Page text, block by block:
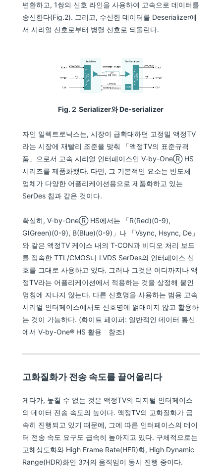
변환하고, 1쌍의 신호 라인을 사용하여 고속으로 데이터를
송신한다(Fig.2). 그리고, 수신한 데이터를 Deserializer에
서 시리얼 신호로부터 병렬 신호로 되돌린다.
Fig.２ Serializer와 De-serializer
자인 일렉트로닉스는, 시장이 급확대하던 고정밀 액정TV
라는 시장에 재빨리 조준을 맞춰 「액정TV의 표준규격
품」으로서 고속 시리얼 인터페이스인 V-by-OneⓇ HS
시리즈를 제품화했다. 다만, 그 기본적인 요소는 반도체
업체가 다양한 어플리케이션용으로 제품화하고 있는
SerDes 칩과 같은 것이다.
확실히, V-by-OneⓇ HS에서는 「R(Red)(0-9),
G(Green)(0-9), B(Blue)(0-9)」나 「Vsync, Hsync, De」
와 같은 액정TV 케이스 내의 T-CON과 비디오 처리 보드
를 접속한 TTL/CMOS나 LVDS SerDes의 인터페이스 신
호를 그대로 사용하고 있다. 그러나 그것은 어디까지나 액
정TV라는 어플리케이션에서 적용하는 것을 상정해 붙인
명칭에 지나지 않는다. 다른 신호명을 사용하는 범용 고속
시리얼 인터페이스에서도 신호명에 얽매이지 않고 활용하
는 것이 가능하다. (화이트 페이퍼: 일반적인 데이터 통신
에서 V-by-One® HS 활용 참조)
고화질화가 전송 속도를 끌어올리다
게다가, 놓칠 수 없는 것은 액정TV의 디지털 인터페이스
의 데이터 전송 속도의 높이다. 액정TV의 고화질화가 급
속히 진행되고 있기 때문에, 그에 따른 인터페이스의 데이
터 전송 속도 요구도 급속히 높아지고 있다. 구체적으로는
고해상도화와 High Frame Rate(HFR)화, High Dynamic
Range(HDR)화인 3개의 움직임이 동시 진행 중이다.